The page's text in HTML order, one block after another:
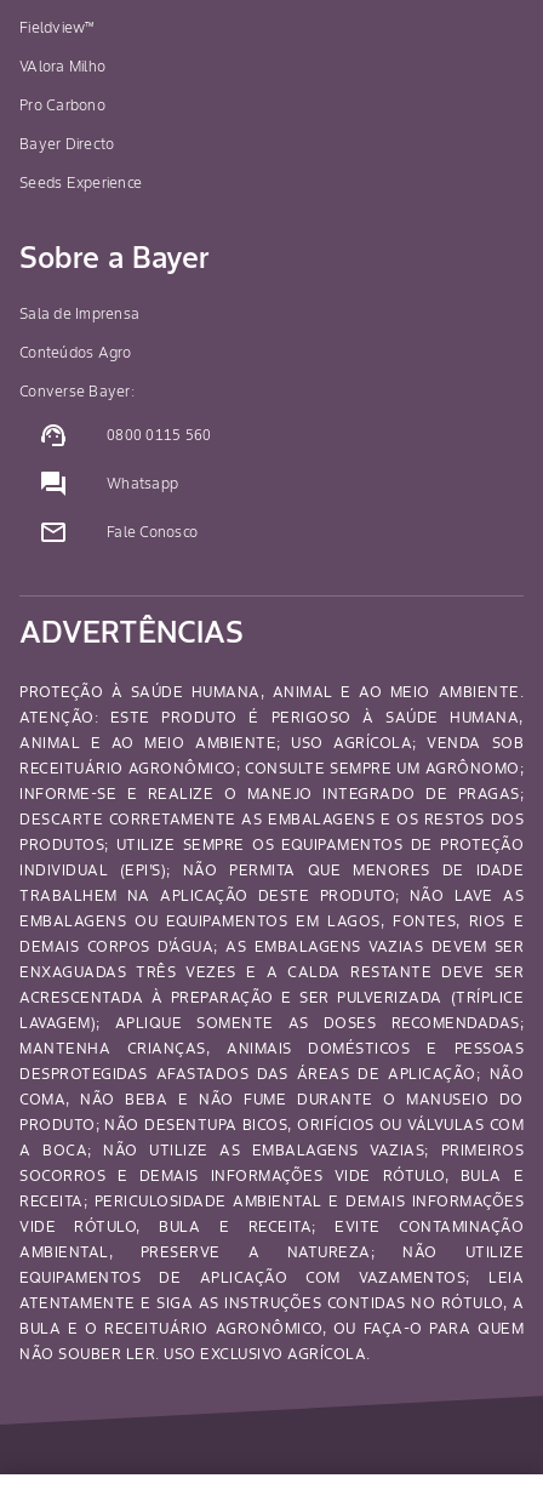
Fieldview™
VAlora Milho
Pro Carbono
Bayer Directo
Seeds Experience
Sobre a Bayer
Sala de Imprensa
Conteúdos Agro
Converse Bayer:
support_agent 0800 0115 560
question_answer Whatsapp
mail_outline Fale Conosco
ADVERTÊNCIAS
PROTEÇÃO À SAÚDE HUMANA, ANIMAL E AO MEIO AMBIENTE.
ATENÇÃO: ESTE PRODUTO É PERIGOSO À SAÚDE HUMANA,
ANIMAL E AO MEIO AMBIENTE; USO AGRÍCOLA; VENDA SOB
RECEITUÁRIO AGRONÔMICO; CONSULTE SEMPRE UM AGRÔNOMO;
INFORME-SE E REALIZE O MANEJO INTEGRADO DE PRAGAS;
DESCARTE CORRETAMENTE AS EMBALAGENS E OS RESTOS DOS
PRODUTOS; UTILIZE SEMPRE OS EQUIPAMENTOS DE PROTEÇÃO
INDIVIDUAL (EPI’S); NÃO PERMITA QUE MENORES DE IDADE
TRABALHEM NA APLICAÇÃO DESTE PRODUTO; NÃO LAVE AS
EMBALAGENS OU EQUIPAMENTOS EM LAGOS, FONTES, RIOS E
DEMAIS CORPOS D’ÁGUA; AS EMBALAGENS VAZIAS DEVEM SER
ENXAGUADAS TRÊS VEZES E A CALDA RESTANTE DEVE SER
ACRESCENTADA À PREPARAÇÃO E SER PULVERIZADA (TRÍPLICE
LAVAGEM); APLIQUE SOMENTE AS DOSES RECOMENDADAS;
MANTENHA CRIANÇAS, ANIMAIS DOMÉSTICOS E PESSOAS
DESPROTEGIDAS AFASTADOS DAS ÁREAS DE APLICAÇÃO; NÃO
COMA, NÃO BEBA E NÃO FUME DURANTE O MANUSEIO DO
PRODUTO; NÃO DESENTUPA BICOS, ORIFÍCIOS OU VÁLVULAS COM
A BOCA; NÃO UTILIZE AS EMBALAGENS VAZIAS; PRIMEIROS
SOCORROS E DEMAIS INFORMAÇÕES VIDE RÓTULO, BULA E
RECEITA; PERICULOSIDADE AMBIENTAL E DEMAIS INFORMAÇÕES
VIDE RÓTULO, BULA E RECEITA; EVITE CONTAMINAÇÃO
AMBIENTAL, PRESERVE A NATUREZA; NÃO UTILIZE
EQUIPAMENTOS DE APLICAÇÃO COM VAZAMENTOS; LEIA
ATENTAMENTE E SIGA AS INSTRUÇÕES CONTIDAS NO RÓTULO, A
BULA E O RECEITUÁRIO AGRONÔMICO, OU FAÇA-O PARA QUEM
NÃO SOUBER LER. USO EXCLUSIVO AGRÍCOLA.